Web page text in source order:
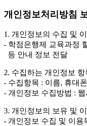
개인정보처리방침
1. 개인정보의 수집 및
- 학점은행제 교육과정
등 안내 정보 전달
2. 수집하는 개인정보
- 수집항목 : 이름, 휴대
- 개인정보 수집방법 : 웹
3. 개인정보의 보유 및
- 개인정보 수집 및 이용